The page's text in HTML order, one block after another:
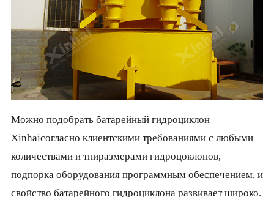
Можно подобрать батарейный гидроциклон
Xinhaiсогласно клиентскими требованиями с любыми
количествами и тпиразмерами гидроцоклонов,
подпорка оборудования программным обеспечением, и
свойство батарейного гидроциклона развивает широко.